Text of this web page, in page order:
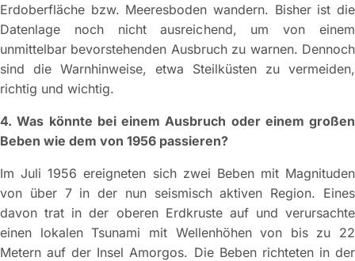
Erdoberfläche bzw. Meeresboden wandern. Bisher ist die
Datenlage noch nicht ausreichend, um von einem
unmittelbar bevorstehenden Ausbruch zu warnen. Dennoch
sind die Warnhinweise, etwa Steilküsten zu vermeiden,
richtig und wichtig.
4. Was könnte bei einem Ausbruch oder einem großen
Beben wie dem von 1956 passieren?
Im Juli 1956 ereigneten sich zwei Beben mit Magnituden
von über 7 in der nun seismisch aktiven Region. Eines
davon trat in der oberen Erdkruste auf und verursachte
einen lokalen Tsunami mit Wellenhöhen von bis zu 22
Metern auf der Insel Amorgos. Die Beben richteten in der